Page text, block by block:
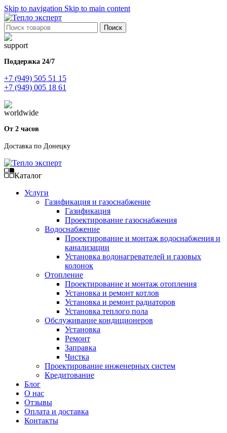
Skip to navigation Skip to main content
Поиск
Поддержка 24/7
+7 (949) 505 51 15
+7 (949) 005 18 61
От 2 часов
Доставка по Донецку
Каталог
Услуги
Газификация и газоснабжение
Газификация
Проектирование газоснабжения
Водоснабжение
Проектирование и монтаж водоснабжения и
канализации
Установка водонагревателей и газовых
колонок
Отопление
Проектирование и монтаж отопления
Установка и ремонт котлов
Установка и ремонт радиаторов
Установка теплого пола
Обслуживание кондиционеров
Установка
Ремонт
Заправка
Чистка
Проектирование инженерных систем
Кредитование
Блог
О нас
Отзывы
Оплата и доставка
Контакты